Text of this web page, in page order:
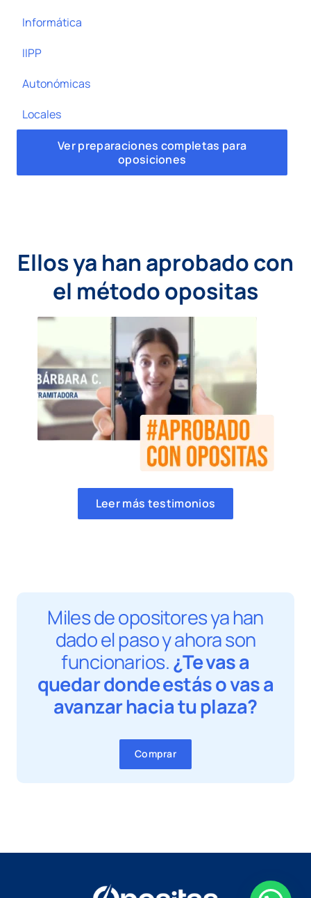
Informática
IIPP
Autonómicas
Locales
Ver preparaciones completas para
oposiciones
Ellos ya han aprobado con
el método opositas
Leer más testimonios
Miles de opositores ya han
dado el paso y ahora son
funcionarios.¿Te vas a
quedar donde estás o vas a
avanzar hacia tu plaza?
Comprar